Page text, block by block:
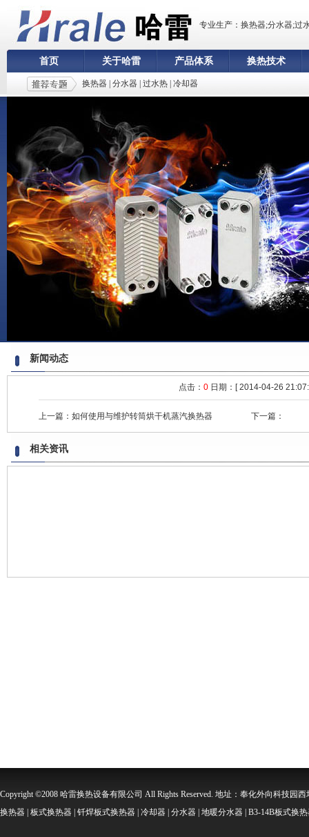
专业生产：换热器;分水器;过
首页 关于哈雷 产品体系 换热技术
换热器 分水器 过水热 冷却器
新闻动态
点击： 0日期：[ 2014-04-26
上一篇： 如何使用与维护转筒烘干机蒸汽换热器 下一篇：
相关资讯
Copyright ©2008 哈雷换热设备有限公司 All Rights Reserved. 地址：奉化外向科技园
换热器 | 板式换热器 | 钎焊板式换热器 | 冷却器 | 分水器 | 地暖分水器 | B3-14B板式换